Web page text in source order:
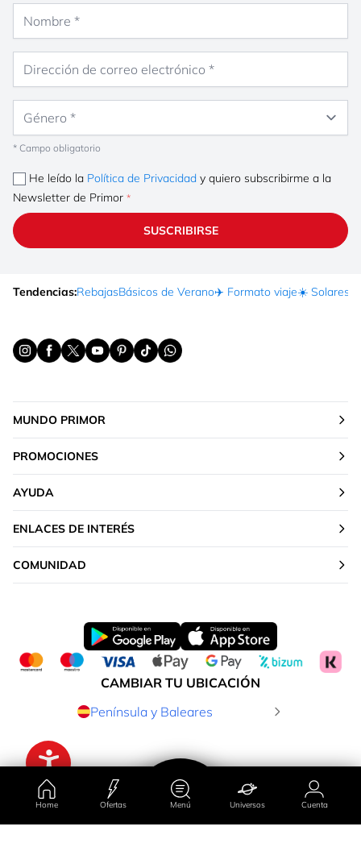
Home Ofertas Menú Universos Cuenta
* Campo obligatorio
He leído la Política de Privacidad y quiero subscribirme a la
Newsletter de Primor
SUSCRIBIRSE
Tendencias:RebajasBásicos de Verano✈️ Formato viaje☀️ Solares
MUNDO PRIMOR
PROMOCIONES
AYUDA
ENLACES DE INTERÉS
COMUNIDAD
CAMBIAR TU UBICACIÓN
Península y Baleares